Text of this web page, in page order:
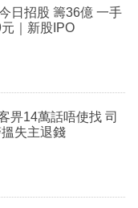
日招股 籌36億 一手
｜新股IPO
畀14萬話唔使找 司
失主退錢